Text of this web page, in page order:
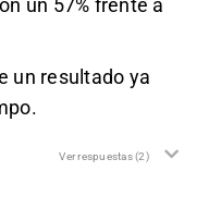
un resultado ya
Ver respuestas(2)